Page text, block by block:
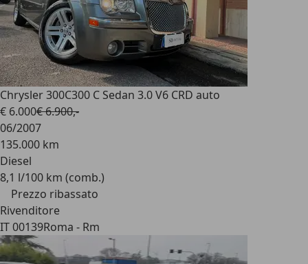
Chrysler 300C300 C Sedan 3.0 V6 CRD auto
€ 6.000€ 6.900,-
06/2007
135.000 km
Diesel
8,1 l/100 km (comb.)
Prezzo ribassato
Rivenditore
IT 00139Roma - Rm